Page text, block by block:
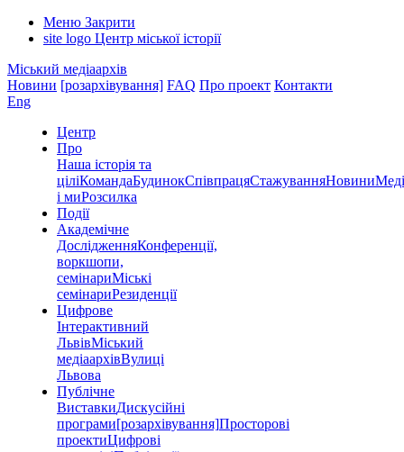
Меню Закрити
site logo Центр міської історії
Міський медіаархів
Новини [розархівування] FAQ Про проект Контакти
Eng
Центр
Про
Наша історія та
ціліКомандаБудинокСпівпрацяСтажуванняНовини
і миРозсилка
Події
Академічне
ДослідженняКонференції,
воркшопи,
семінариМіські
семінариРезиденції
Цифрове
Інтерактивний
ЛьвівМіський
медіаархівВулиці
Львова
Публічне
ВиставкиДискусійні
програми[розархівування]Просторові
проектиЦифрові